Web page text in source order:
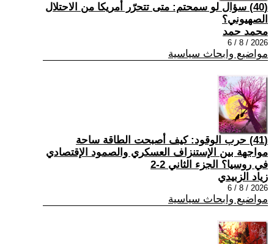
(40) سؤال لو سمحتم: متى تتحرّر أمريكا من الاحتلال
الصهيوني؟
محمد حمد
2026 / 8 / 6
مواضيع وابحاث سياسية
(41) حرب الوقود: كيف أصبحت الطاقة ساحة
مواجهة بين الإستنزاف العسكري والصمود الإقتصادي
في روسيا؟ الجزء الثاني 2-2
زياد الزبيدي
2026 / 8 / 6
مواضيع وابحاث سياسية